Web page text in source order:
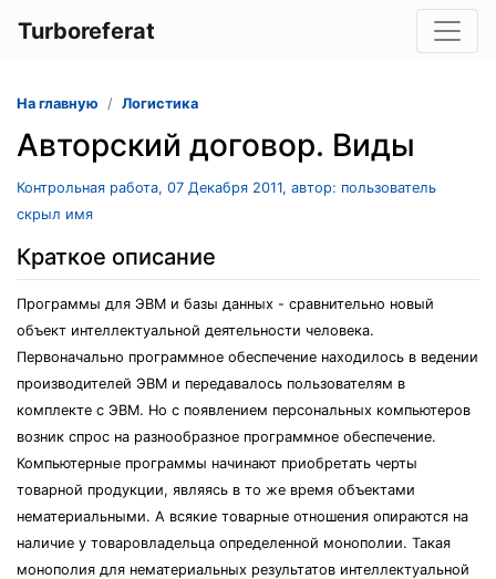
Turboreferat
На главную Логистика
Авторский договор. Виды
Контрольная работа, 07 Декабря 2011, автор: пользователь
скрыл имя
Краткое описание
Программы для ЭВМ и базы данных - сравнительно новый
объект интеллектуальной деятельности человека.
Первоначально программное обеспечение находилось в ведении
производителей ЭВМ и передавалось пользователям в
комплекте с ЭВМ. Но с появлением персональных компьютеров
возник спрос на разнообразное программное обеспечение.
Компьютерные программы начинают приобретать черты
товарной продукции, являясь в то же время объектами
нематериальными. А всякие товарные отношения опираются на
наличие у товаровладельца определенной монополии. Такая
монополия для нематериальных результатов интеллектуальной